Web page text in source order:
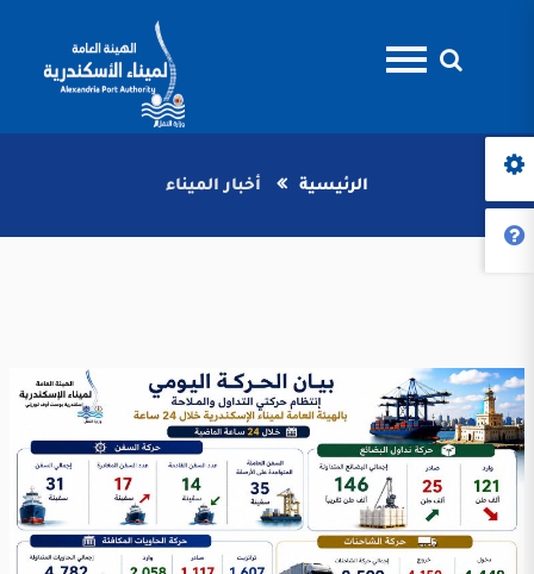
الرئيسية أخبار الميناء